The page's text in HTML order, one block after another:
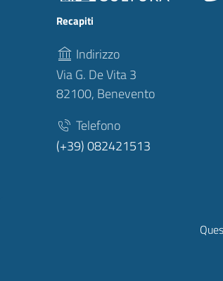
Recapiti
Indirizzo
Via G. De Vita 3
82100, Benevento
Telefono
(+39) 082421513